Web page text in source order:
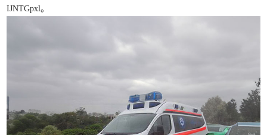
IJNTGpxl。